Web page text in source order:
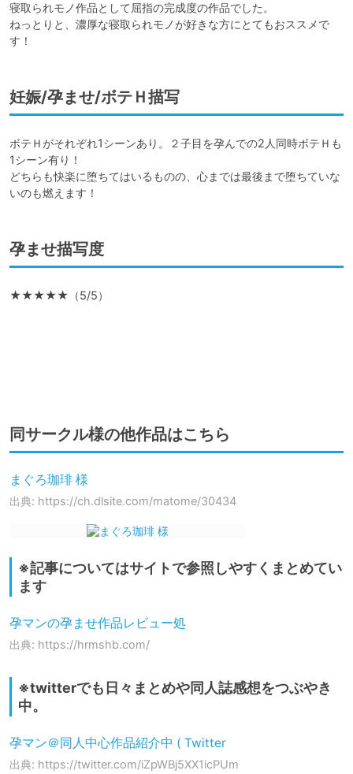
寝取られモノ作品として屈指の完成度の作品でした。
ねっとりと、濃厚な寝取られモノが好きな方にとてもおススメで
す！
妊娠/孕ませ/ボテＨ描写
ボテＨがそれぞれ1シーンあり。２子目を孕んでの2人同時ボテＨも
1シーン有り！
どちらも快楽に堕ちてはいるものの、心までは最後まで堕ちていな
孕ませ描写度
★★★★★（5/5）
同サークル様の他作品はこちら
まぐろ珈琲 様
出典: https://ch.dlsite.com/matome/30434
※記事についてはサイトで参照しやすくまとめてい
ます
孕マンの孕ませ作品レビュー処
出典: https://hrmshb.com/
※twitterでも日々まとめや同人誌感想をつぶやき
中。
孕マン＠同人中心作品紹介中 ( Twitter
出典: https://twitter.com/iZpWBj5XX1icPUm